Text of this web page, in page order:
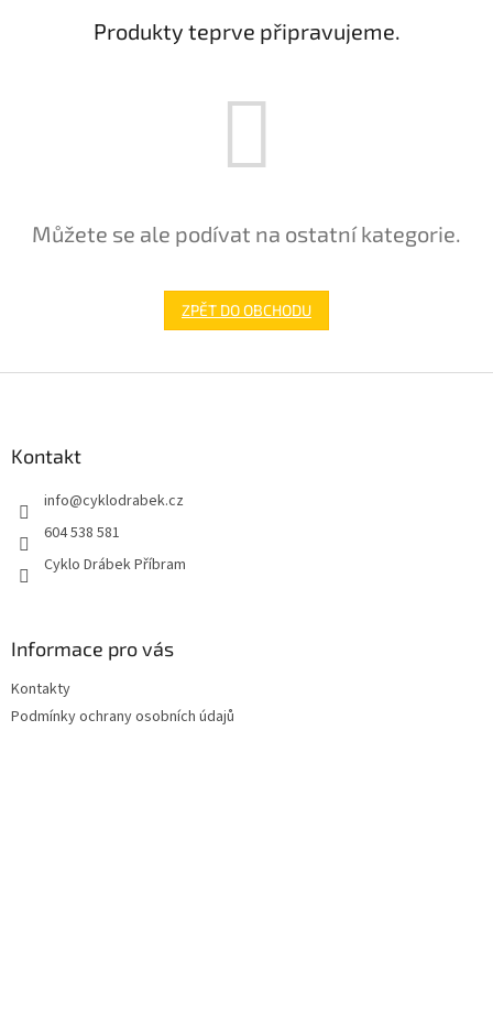
Produkty teprve připravujeme.
Můžete se ale podívat na ostatní kategorie.
ZPĚT DO OBCHODU
Kontakt
info@cyklodrabek.cz
604 538 581
Cyklo Drábek Příbram
Informace pro vás
Kontakty
Podmínky ochrany osobních údajů